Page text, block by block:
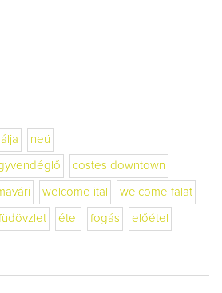
neü
costes downtown
welcome ital welcome falat
étel fogás előétel